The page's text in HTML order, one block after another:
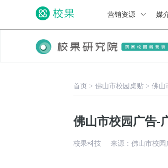
营销资源 媒
首页 > 佛山市校园桌贴 > 佛山
佛山市校园广告-
校果科技 来源：佛山市校